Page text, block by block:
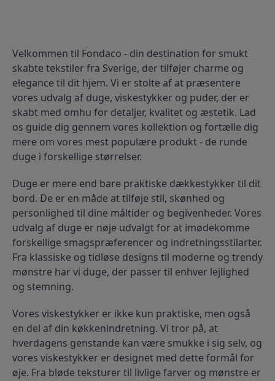
Velkommen til Fondaco - din destination for smukt
skabte tekstiler fra Sverige, der tilføjer charme og
elegance til dit hjem. Vi er stolte af at præsentere
vores udvalg af duge, viskestykker og puder, der er
skabt med omhu for detaljer, kvalitet og æstetik. Lad
os guide dig gennem vores kollektion og fortælle dig
mere om vores mest populære produkt - de runde
duge i forskellige størrelser.
Duge er mere end bare praktiske dækkestykker til dit
bord. De er en måde at tilføje stil, skønhed og
personlighed til dine måltider og begivenheder. Vores
udvalg af duge er nøje udvalgt for at imødekomme
forskellige smagspræferencer og indretningsstilarter.
Fra klassiske og tidløse designs til moderne og trendy
mønstre har vi duge, der passer til enhver lejlighed
og stemning.
Vores viskestykker er ikke kun praktiske, men også
en del af din køkkenindretning. Vi tror på, at
hverdagens genstande kan være smukke i sig selv, og
vores viskestykker er designet med dette formål for
øje. Fra bløde teksturer til livlige farver og mønstre er